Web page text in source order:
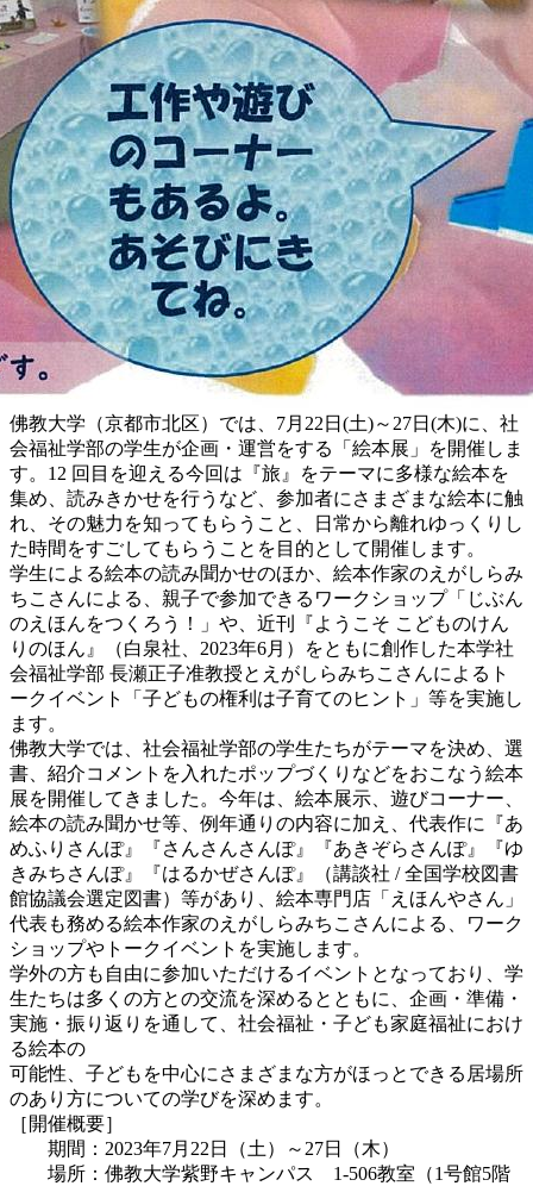
佛教大学（京都市北区）では、7月22日(土)～27日(木)に、社
会福祉学部の学生が企画・運営をする「絵本展」を開催しま
す。12 回目を迎える今回は『旅』をテーマに多様な絵本を
集め、読みきかせを行うなど、参加者にさまざまな絵本に触
れ、その魅力を知ってもらうこと、日常から離れゆっくりし
た時間をすごしてもらうことを目的として開催します。
学生による絵本の読み聞かせのほか、絵本作家のえがしらみ
ちこさんによる、親子で参加できるワークショップ「じぶん
のえほんをつくろう！」や、近刊『ようこそ こどものけん
りのほん』（白泉社、2023年6月）をともに創作した本学社
会福祉学部 長瀬正子准教授とえがしらみちこさんによるト
ークイベント「子どもの権利は子育てのヒント」等を実施し
ます。
佛教大学では、社会福祉学部の学生たちがテーマを決め、選
書、紹介コメントを入れたポップづくりなどをおこなう絵本
展を開催してきました。今年は、絵本展示、遊びコーナー、
絵本の読み聞かせ等、例年通りの内容に加え、代表作に『あ
めふりさんぽ』『さんさんさんぽ』『あきぞらさんぽ』『ゆ
きみちさんぽ』『はるかぜさんぽ』（講談社 / 全国学校図書
館協議会選定図書）等があり、絵本専門店「えほんやさん」
代表も務める絵本作家のえがしらみちこさんによる、ワーク
ショップやトークイベントを実施します。
学外の方も自由に参加いただけるイベントとなっており、学
生たちは多くの方との交流を深めるとともに、企画・準備・
実施・振り返りを通して、社会福祉・子ども家庭福祉におけ
る絵本の
可能性、子どもを中心にさまざまな方がほっとできる居場所
のあり方についての学びを深めます。
［開催概要］
期間：2023年7月22日（土）～27日（木）
場所：佛教大学紫野キャンパス 1-506教室（1号館5階